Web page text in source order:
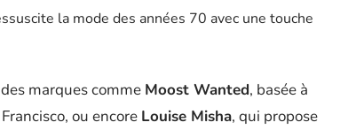
la mode des années 70 avec une touche
marques comme Moost Wanted, basée à
ou encore Louise Misha, qui propose